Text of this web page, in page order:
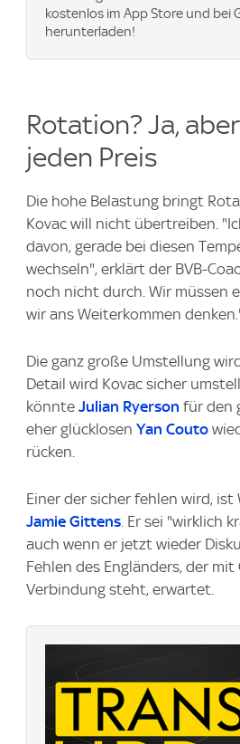
kostenlos im App Store und bei
herunterladen!
Rotation? Ja,
jeden Preis
Die hohe Belastung bringt
Kovac will nicht übertreiben.
davon, gerade bei diesen
wechseln", erklärt der BVB-
noch nicht durch. Wir müssen
wir ans Weiterkommen
Die ganz große Umstellung
Detail wird Kovac sicher
könnte Julian Ryerson für den
eher glücklosen Yan Couto
rücken.
Einer der sicher fehlen wird,
Jamie Gittens. Er sei "wirklich
auch wenn er jetzt wieder
Fehlen des Engländers, der mit
Verbindung steht, erwartet.